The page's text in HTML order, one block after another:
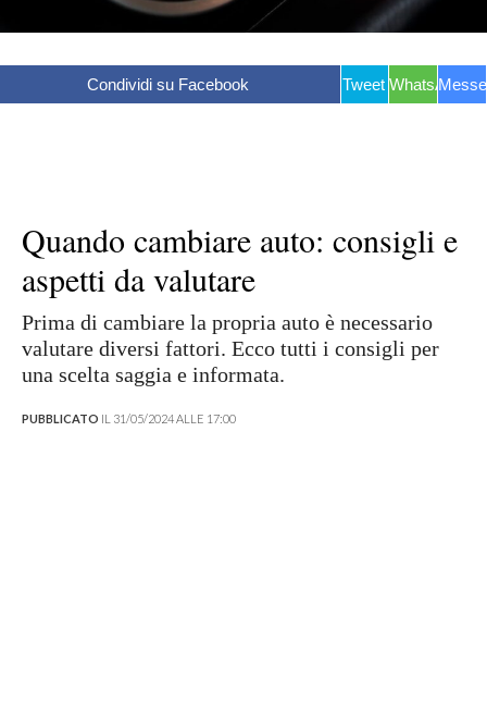
Condividi su Facebook Tweet WhatsApp
Quando cambiare auto: consigli e
aspetti da valutare
Prima di cambiare la propria auto è necessario
valutare diversi fattori. Ecco tutti i consigli per
una scelta saggia e informata.
PUBBLICATO IL 31/05/2024 ALLE 17:00